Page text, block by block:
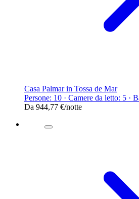
Casa Palmar in Tossa de Mar
Persone: 10 · Camere da letto: 5 ·
Da 944,77 €/notte